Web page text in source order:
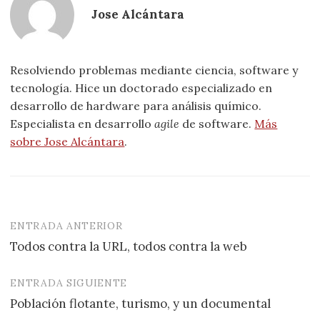
Jose Alcántara
Resolviendo problemas mediante ciencia, software y
tecnología. Hice un doctorado especializado en
desarrollo de hardware para análisis químico.
Especialista en desarrolloagile de software. Más
sobre Jose Alcántara.
Navegación
de
entradas
ENTRADA ANTERIOR
Todos contra la URL, todos contra la web
ENTRADA SIGUIENTE
Población flotante, turismo, y un documental